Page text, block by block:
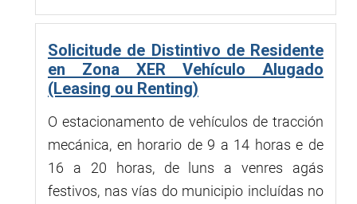
Solicitude de Distintivo de Residente
en Zona XER Vehículo Alugado
(Leasing ou Renting)
O estacionamento de vehículos de tracción
mecánica, en horario de 9 a 14 horas e de
16 a 20 horas, de luns a venres agás
festivos, nas vías do municipio incluídas no